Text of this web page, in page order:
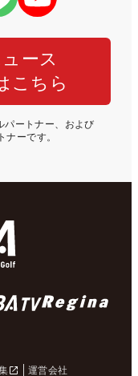
ース
こちら
パートナー、および
ナーです。
運営会社